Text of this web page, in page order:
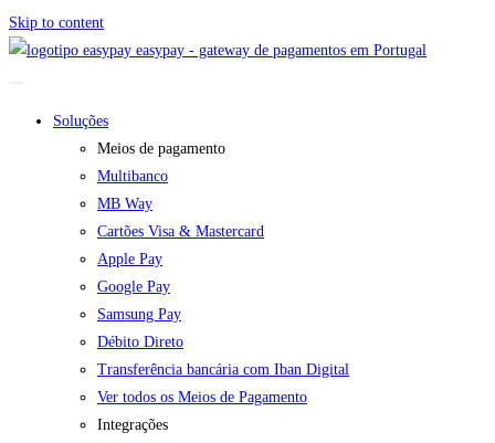
Skip to content
easypay - gateway de pagamentos em Portugal
Soluções
Meios de pagamento
Multibanco
MB Way
Cartões Visa & Mastercard
Apple Pay
Google Pay
Samsung Pay
Débito Direto
Transferência bancária com Iban Digital
Ver todos os Meios de Pagamento
Integrações